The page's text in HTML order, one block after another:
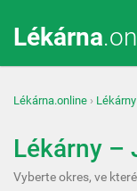
Lékárna
Lékárna.online ›
Lékárny –
Vyberte okres, ve